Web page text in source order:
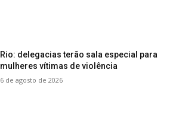
Rio: delegacias terão sala especial para
mulheres vítimas de violência
6 de agosto de 2026